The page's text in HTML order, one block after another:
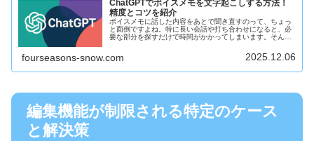
ChatGPTでボイスメモを文字起こしする方法！
精度とコツを紹介
ボイスメモに話した内容をあとで聞き直すのって、ちょっ
と面倒ですよね。特に長い会話や打ち合わせになると、必
要な部分を探すだけで時間がかかってしまいます。そんな
fourseasons-snow.com 2025.12.06
編集機能が制限される特定のケース
と解決策